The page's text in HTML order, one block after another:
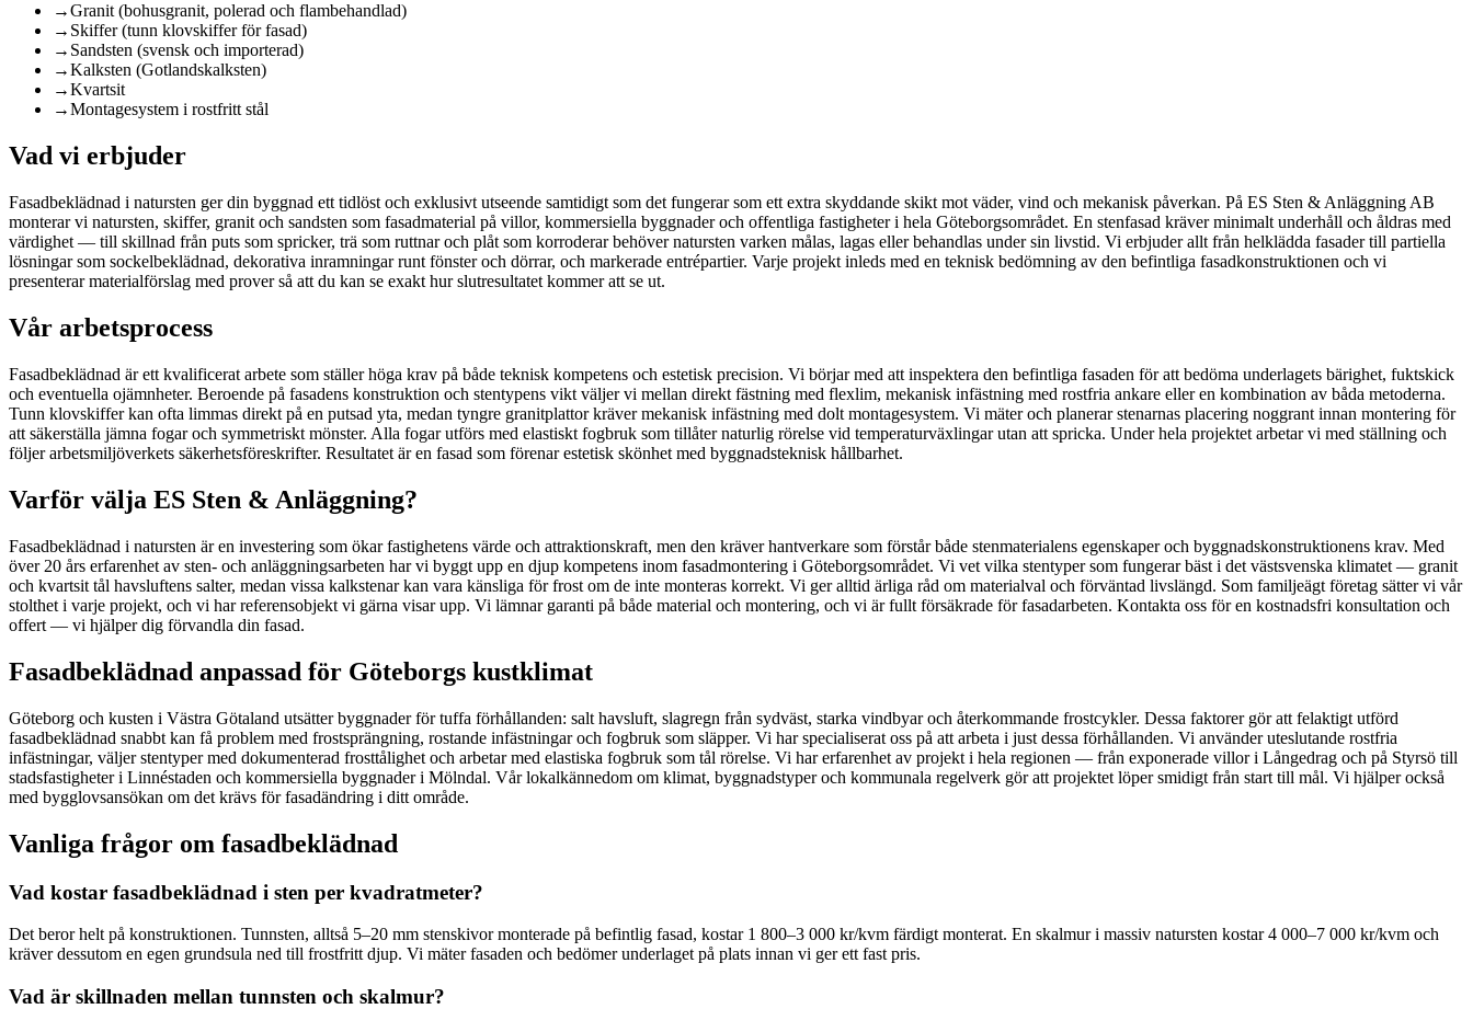
→Granit (bohusgranit, polerad och flambehandlad)
→ Skiffer (tunn klovskiffer för fasad)
→ Sandsten (svensk och importerad)
→Kalksten (Gotlandskalksten)
→Kvartsit
→Montagesystem i rostfritt stål
Vad vi erbjuder
Fasadbeklädnad i natursten ger din byggnad ett tidlöst och exklusivt utseende samtidigt som det fungerar som ett extra skyddande skikt mot väder, vind och mekanisk påverkan. På ES Sten & Anläggning AB
monterar vi natursten, skiffer, granit och sandsten som fasadmaterial på villor, kommersiella byggnader och offentliga fastigheter i hela Göteborgsområdet. En stenfasad kräver minimalt underhåll och åldras med
värdighet — till skillnad från puts som spricker, trä som ruttnar och plåt som korroderar behöver natursten varken målas, lagas eller behandlas under sin livstid. Vi erbjuder allt från helklädda fasader till partiella
lösningar som sockelbeklädnad, dekorativa inramningar runt fönster och dörrar, och markerade entrépartier. Varje projekt inleds med en teknisk bedömning av den befintliga fasadkonstruktionen och vi
presenterar materialförslag med prover så att du kan se exakt hur slutresultatet kommer att se ut.
Vår arbetsprocess
Fasadbeklädnad är ett kvalificerat arbete som ställer höga krav på både teknisk kompetens och estetisk precision. Vi börjar med att inspektera den befintliga fasaden för att bedöma underlagets bärighet, fuktskick
och eventuella ojämnheter. Beroende på fasadens konstruktion och stentypens vikt väljer vi mellan direkt fästning med flexlim, mekanisk infästning med rostfria ankare eller en kombination av båda metoderna.
Tunn klovskiffer kan ofta limmas direkt på en putsad yta, medan tyngre granitplattor kräver mekanisk infästning med dolt montagesystem. Vi mäter och planerar stenarnas placering noggrant innan montering för
att säkerställa jämna fogar och symmetriskt mönster. Alla fogar utförs med elastiskt fogbruk som tillåter naturlig rörelse vid temperaturväxlingar utan att spricka. Under hela projektet arbetar vi med ställning och
följer arbetsmiljöverkets säkerhetsföreskrifter. Resultatet är en fasad som förenar estetisk skönhet med byggnadsteknisk hållbarhet.
Varför välja ES Sten & Anläggning?
Fasadbeklädnad i natursten är en investering som ökar fastighetens värde och attraktionskraft, men den kräver hantverkare som förstår både stenmaterialens egenskaper och byggnadskonstruktionens krav. Med
över 20 års erfarenhet av sten- och anläggningsarbeten har vi byggt upp en djup kompetens inom fasadmontering i Göteborgsområdet. Vi vet vilka stentyper som fungerar bäst i det västsvenska klimatet — granit
och kvartsit tål havsluftens salter, medan vissa kalkstenar kan vara känsliga för frost om de inte monteras korrekt. Vi ger alltid ärliga råd om materialval och förväntad livslängd. Som familjeägt företag sätter vi vår
stolthet i varje projekt, och vi har referensobjekt vi gärna visar upp. Vi lämnar garanti på både material och montering, och vi är fullt försäkrade för fasadarbeten. Kontakta oss för en kostnadsfri konsultation och
offert — vi hjälper dig förvandla din fasad.
Fasadbeklädnad anpassad för Göteborgs kust­klimat
Göteborg och kusten i Västra Götaland utsätter byggnader för tuffa förhållanden: salt havsluft, slagregn från sydväst, starka vindbyar och återkommande frostcykler. Dessa faktorer gör att felaktigt utförd
fasadbeklädnad snabbt kan få problem med frostsprängning, rostande infästningar och fogbruk som släpper. Vi har specialiserat oss på att arbeta i just dessa förhållanden. Vi använder uteslutande rostfria
infästningar, väljer stentyper med dokumenterad frosttålighet och arbetar med elastiska fogbruk som tål rörelse. Vi har erfarenhet av projekt i hela regionen — från exponerade villor i Långedrag och på Styrsö till
stadsfastigheter i Linnéstaden och kommersiella byggnader i Mölndal. Vår lokalkännedom om klimat, byggnadstyper och kommunala regelverk gör att projektet löper smidigt från start till mål. Vi hjälper också
med bygglovsansökan om det krävs för fasadändring i ditt område.
Vanliga frågor om fasadbeklädnad
Vad kostar fasadbeklädnad i sten per kvadratmeter?
Det beror helt på konstruktionen. Tunnsten, alltså 5–20 mm stenskivor monterade på befintlig fasad, kostar 1 800–3 000 kr/kvm färdigt monterat. En skalmur i massiv natursten kostar 4 000–7 000 kr/kvm och
kräver dessutom en egen grundsula ned till frostfritt djup. Vi mäter fasaden och bedömer underlaget på plats innan vi ger ett fast pris.
Vad är skillnaden mellan tunnsten och skalmur?